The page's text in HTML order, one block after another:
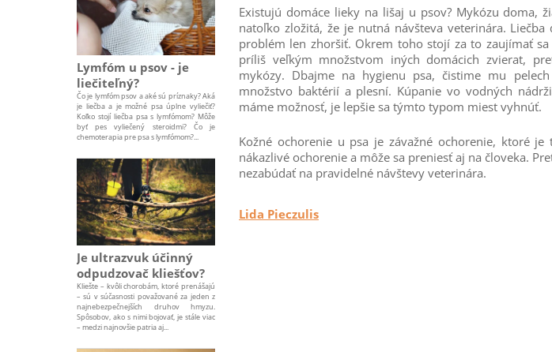
Lymfóm u psov - je
liečiteľný?
Čo je lymfóm psov a aké sú príznaky? Aká
je liečba a je možné psa úplne vyliečiť?
Koľko stojí liečba psa s lymfómom? Môže
byť pes vyliečený steroidmi? Čo je
chemoterapia pre psa s lymfómom?...
Je ultrazvuk účinný
odpudzovač kliešťov?
Kliešte – kvôli chorobám, ktoré prenášajú
– sú v súčasnosti považované za jeden z
najnebezpečnejších druhov hmyzu.
Spôsobov, ako s nimi bojovať, je stále viac
– medzi najnovšie patria aj...
Existujú domáce lieky na lišaj u psov? Mykózu doma,
natoľko zložitá, že je nutná návšteva veterinára.
problém len zhoršiť. Okrem toho stojí za to zaujímať
príliš veľkým množstvom iných domácich zvierat,
mykózy. Dbajme na hygienu psa, čistime mu
množstvo baktérií a plesní. Kúpanie vo vodných
máme možnosť, je lepšie sa týmto typom miest vyhnúť.
Kožné ochorenie u psa je závažné ochorenie, ktoré
nákazlivé ochorenie a môže sa preniesť aj na človeka.
nezabúdať na pravidelné návštevy veterinára.
Lida Pieczulis